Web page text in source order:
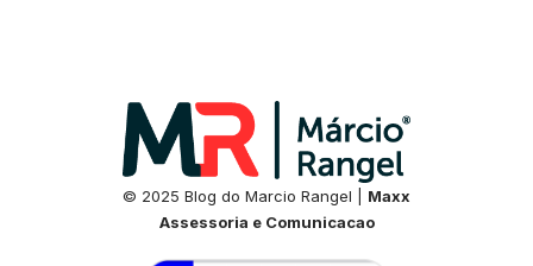
© 2025 Blog do Marcio Rangel | Maxx
Assessoria e Comunicacao